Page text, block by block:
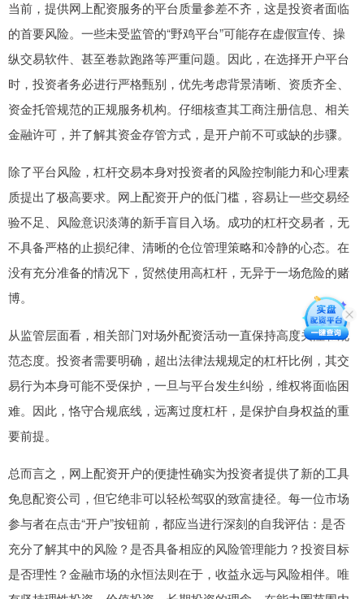
当前，提供网上配资服务的平台质量参差不齐，这是投资者面临
的首要风险。一些未受监管的“野鸡平台”可能存在虚假宣传、操
纵交易软件、甚至卷款跑路等严重问题。因此，在选择开户平台
时，投资者务必进行严格甄别，优先考虑背景清晰、资质齐全、
资金托管规范的正规服务机构。仔细核查其工商注册信息、相关
金融许可，并了解其资金存管方式，是开户前不可或缺的步骤。
除了平台风险，杠杆交易本身对投资者的风险控制能力和心理素
质提出了极高要求。网上配资开户的低门槛，容易让一些交易经
验不足、风险意识淡薄的新手盲目入场。成功的杠杆交易者，无
不具备严格的止损纪律、清晰的仓位管理策略和冷静的心态。在
没有充分准备的情况下，贸然使用高杠杆，无异于一场危险的赌
博。
从监管层面看，相关部门对场外配资活动一直保持高度关注和规
范态度。投资者需要明确，超出法律法规规定的杠杆比例，其交
易行为本身可能不受保护，一旦与平台发生纠纷，维权将面临困
难。因此，恪守合规底线，远离过度杠杆，是保护自身权益的重
要前提。
总而言之，网上配资开户的便捷性确实为投资者提供了新的工具
免息配资公司，但它绝非可以轻松驾驭的致富捷径。每一位市场
参与者在点击“开户”按钮前，都应当进行深刻的自我评估：是否
充分了解其中的风险？是否具备相应的风险管理能力？投资目标
是否理性？金融市场的永恒法则在于，收益永远与风险相伴。唯